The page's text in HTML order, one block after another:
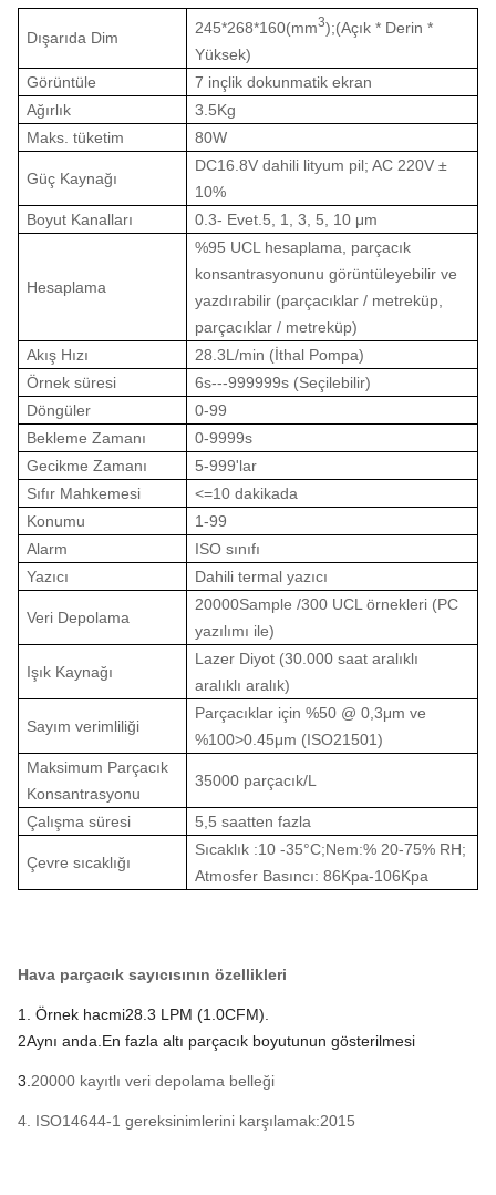
Dışarıda Dim
245*268*160(mm3);(Açık * Derin *
Yüksek)
Görüntüle
7 inçlik dokunmatik ekran
Ağırlık
3.5Kg
Maks. tüketim
80W
Güç Kaynağı
DC16.8V dahili lityum pil; AC 220V ±
10%
Boyut Kanalları
0.3- Evet.5, 1, 3, 5, 10 μm
Hesaplama
%95 UCL hesaplama, parçacık
konsantrasyonunu görüntüleyebilir ve
yazdırabilir (parçacıklar / metreküp,
parçacıklar / metreküp)
Akış Hızı
28.3L/min (İthal Pompa)
Örnek süresi
6s---999999s (Seçilebilir)
Döngüler
0-99
Bekleme Zamanı
0-9999s
Gecikme Zamanı
5-999'lar
Sıfır Mahkemesi
<=10 dakikada
Konumu
1-99
Alarm
ISO sınıfı
Yazıcı
Dahili termal yazıcı
Veri Depolama
20000Sample /300 UCL örnekleri (PC
yazılımı ile)
Işık Kaynağı
Lazer Diyot (30.000 saat aralıklı
aralıklı aralık)
Sayım verimliliği
Parçacıklar için %50 @ 0,3μm ve
%100>0.45μm (ISO21501)
Maksimum Parçacık
Konsantrasyonu
35000 parçacık/L
Çalışma süresi 5,5 saatten fazla
Çevre sıcaklığı
Sıcaklık :10 -35°C;Nem:% 20-75% RH;
Atmosfer Basıncı: 86Kpa-106Kpa
Hava parçacık sayıcısının özellikleri
1. Örnek hacmi28.3 LPM (1.0CFM).
2Aynı anda.En fazla altı parçacık boyutunun gösterilmesi
3.20000 kayıtlı veri depolama belleği
4. ISO14644-1 gereksinimlerini karşılamak:2015